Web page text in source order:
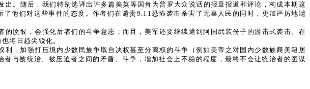
。随后，我们特别选译出许多篇美英等国肯为普罗大众说话的报章报道和评论，构成本期这
他们对这些事件的态度。作者们在谴责9.11恐怖袭击杀害了无辜人民的同时，更加严厉地谴
愤恨，会强化后者们的斗争意志；而且，美军还要继续遭到阿国武装份子的游击式袭击。在
将日趋尖锐化。
，加强打压境内少数民族争取自决权甚至分离权的斗争（例如美帝之对国内少数族裔美籍居
与被统治、被压迫者之间的矛盾、斗争，增加社会上不稳的程度，最终不会让统治者的图谋